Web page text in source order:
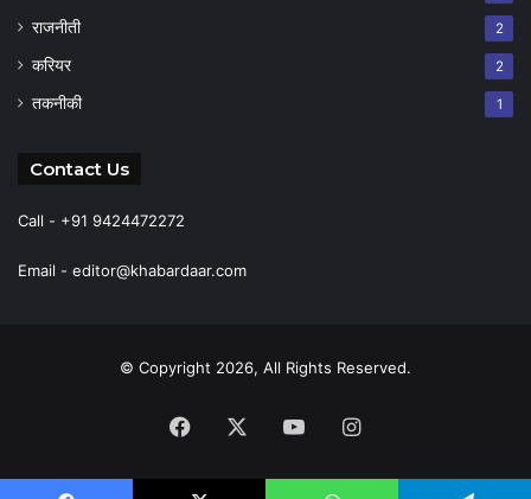
राजनीती 2
करियर 2
तकनीकी 1
Contact Us
Call - +91 9424472272
Email - editor@khabardaar.com
© Copyright 2026, All Rights Reserved.
Facebook YouTubeInstagram